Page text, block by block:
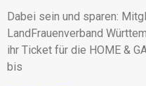
Dabei sein und sparen:
LandFrauenverband
ihr Ticket für die HOME &
bis